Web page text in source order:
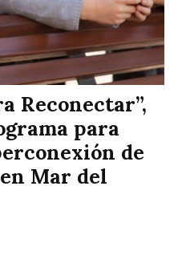
Reconectar”,
para
de
Mar del